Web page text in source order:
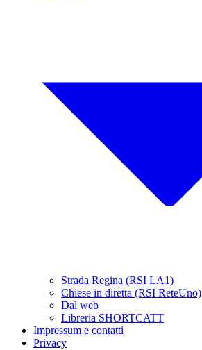
Strada Regina (RSI LA1)
Chiese in diretta (RSI ReteUno)
Dal web
Libreria SHORTCATT
Impressum e contatti
Privacy